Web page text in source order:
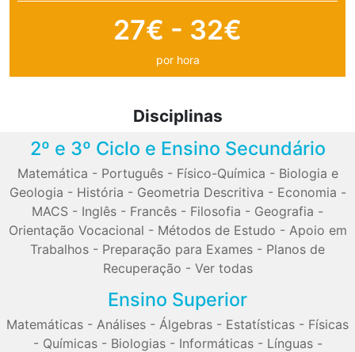
27€ - 32€
por hora
Disciplinas
2º e 3º Ciclo e Ensino Secundário
Matemática - Português- Físico-Química - Biologia e
Geologia - História - Geometria Descritiva - Economia -
MACS - Inglês - Francês - Filosofia - Geografia -
Orientação Vocacional - Métodos de Estudo - Apoio em
Trabalhos - Preparação para Exames - Planos de
Recuperação - Ver todas
Ensino Superior
Matemáticas - Análises - Álgebras - Estatísticas - Físicas
- Químicas- Biologias- Informáticas- Línguas-